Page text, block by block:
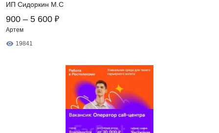
ИП Сидоркин М.С
900 – 5 600 ₽
Артем
19841